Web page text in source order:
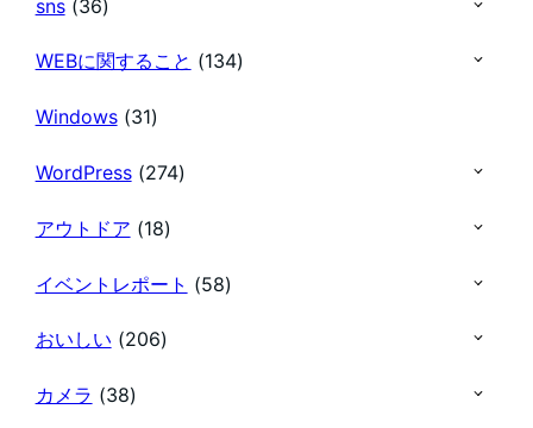
り
sns(36)
WEBに関すること (134)
Windows(31)
WordPress(274)
アウトドア (18)
イベントレポート (58)
おいしい (206)
カメラ (38)